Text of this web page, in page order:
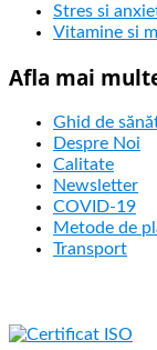
Stres si
Vitamine si
Afla mai
Ghid de
Despre Noi
Calitate
Newsletter
COVID-19
Metode de
Transport